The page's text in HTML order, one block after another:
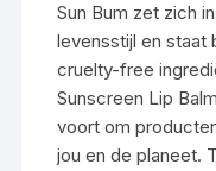
Sun Bum zet zich
levensstijl en staat
cruelty-free
Sunscreen Lip
voort om
jou en de planeet.